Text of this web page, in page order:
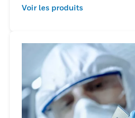
Voir les produits